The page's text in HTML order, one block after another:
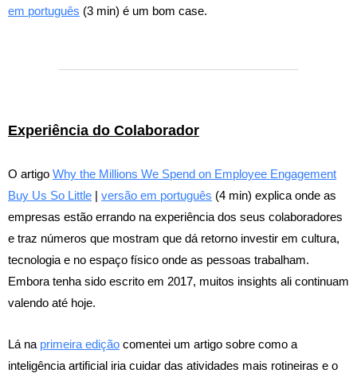
em português (3 min) é um bom case.
Experiência do Colaborador
O artigo Why the Millions We Spend on Employee Engagement
Buy Us So Little | versão em português (4 min) explica onde as
empresas estão errando na experiência dos seus colaboradores
e traz números que mostram que dá retorno investir em cultura,
tecnologia e no espaço físico onde as pessoas trabalham.
Embora tenha sido escrito em 2017, muitos insights ali continuam
valendo até hoje.
Lá na primeira edição comentei um artigo sobre como a
inteligência artificial iria cuidar das atividades mais rotineiras e o